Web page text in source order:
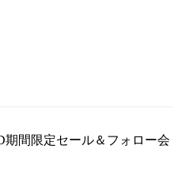
間限定セール＆フォロー会